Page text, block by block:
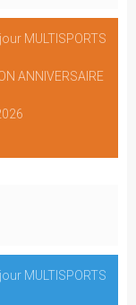
MULTISPORTS
ANNIVERSAIRE
MULTISPORTS